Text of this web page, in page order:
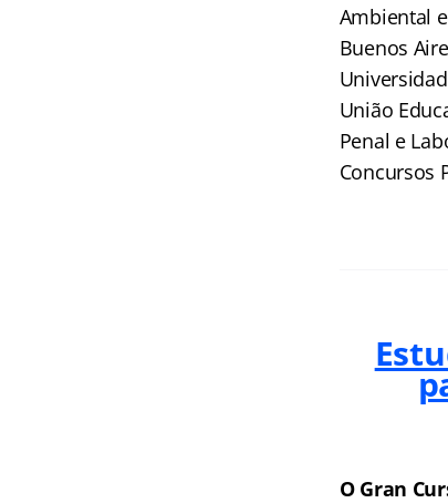
Ambiental
Buenos
União
Penal e
Concursos
O Gran